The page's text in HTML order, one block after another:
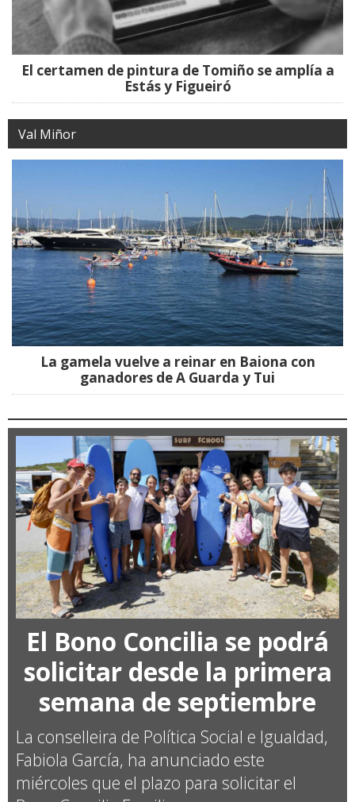
El certamen de pintura de Tomiño se amplía a
Estás y Figueiró
Val Miñor
La gamela vuelve a reinar en Baiona con
ganadores de A Guarda y Tui
El Bono Concilia se podrá
solicitar desde la primera
semana de septiembre
La conselleira de Política Social e Igualdad,
Fabiola García, ha anunciado este
miércoles que el plazo para solicitar el